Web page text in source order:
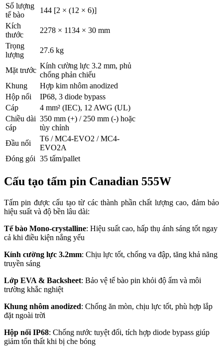
Số lượng
tế bào
144 [2 × (12 × 6)]
Kích
thước
2278 × 1134 × 30 mm
Trọng
lượng
27.6 kg
Mặt trước
Kính cường lực 3.2 mm, phủ
chống phản chiếu
Khung
Hợp kim nhôm anodized
Hộp nối
IP68, 3 diode bypass
Cáp
4 mm² (IEC), 12 AWG (UL)
Chiều dài
cáp
350 mm (+) / 250 mm (-) hoặc
tùy chỉnh
Đầu nối
T6 / MC4-EVO2 / MC4-
EVO2A
Đóng gói 35 tấm/pallet
Cấu tạo tấm pin Canadian 555W
Tấm pin được cấu tạo từ các thành phần chất lượng cao, đảm bảo
hiệu suất và độ bền lâu dài:
Tế bào Mono-crystalline: Hiệu suất cao, hấp thụ ánh sáng tốt ngay
cả khi điều kiện nắng yếu
Kính cường lực 3.2mm: Chịu lực tốt, chống va đập, tăng khả năng
truyền sáng
Lớp EVA & Backsheet: Bảo vệ tế bào pin khỏi độ ẩm và môi
trường khắc nghiệt
Khung nhôm anodized: Chống ăn mòn, chịu lực tốt, phù hợp lắp
đặt ngoài trời
Hộp nối IP68: Chống nước tuyệt đối, tích hợp diode bypass giúp
giảm tổn thất khi bị che bóng